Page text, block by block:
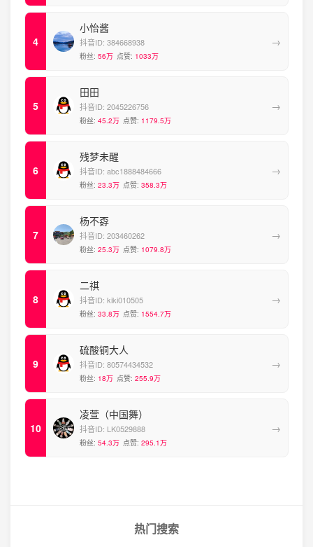
小怡酱
抖音ID: 384668938
粉丝: 56万 点赞: 1033万
→
田田
抖音ID: 2045226756
粉丝: 45.2万 点赞: 1179.5万
→
残梦未醒
抖音ID: abc1888484666
粉丝: 23.3万 点赞: 358.3万
→
杨不孬
抖音ID: 203460262
粉丝: 25.3万 点赞: 1079.8万
→
二祺
抖音ID: kiki010505
粉丝: 33.8万 点赞: 1554.7万
→
硫酸铜大人
抖音ID: 80574434532
粉丝: 18万 点赞: 255.9万
→
凌萱（中国舞）
抖音ID: LK0529888
粉丝: 54.3万 点赞: 295.1万
→
热门搜索